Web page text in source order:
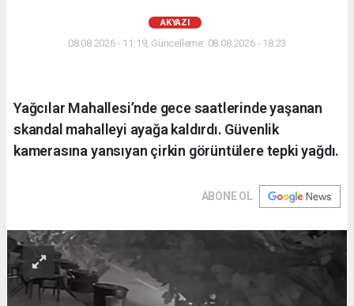
AKYAZI
08.08.2026 - 11:19, Güncelleme: 08.08.2026 - 18:23
Yağcılar Mahallesi’nde gece saatlerinde yaşanan
skandal mahalleyi ayağa kaldırdı. Güvenlik
kamerasına yansıyan çirkin görüntülere tepki yağdı.
ABONE OL